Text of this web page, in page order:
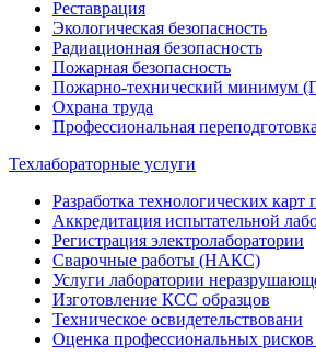
Реставрация
Экологическая безопасность
Радиационная безопасность
Пожарная безопасность
Пожарно-технический минимум
Охрана труда
Профессиональная переподготовка
Техлабораторные услуги
Разработка технологических карт
Аккредитация испытательной
Регистрация электролаборатории
Сварочные работы (НАКС)
Услуги лаборатории
Изготовление КСС образцов
Техническое освидетельствовани
Оценка профессиональных